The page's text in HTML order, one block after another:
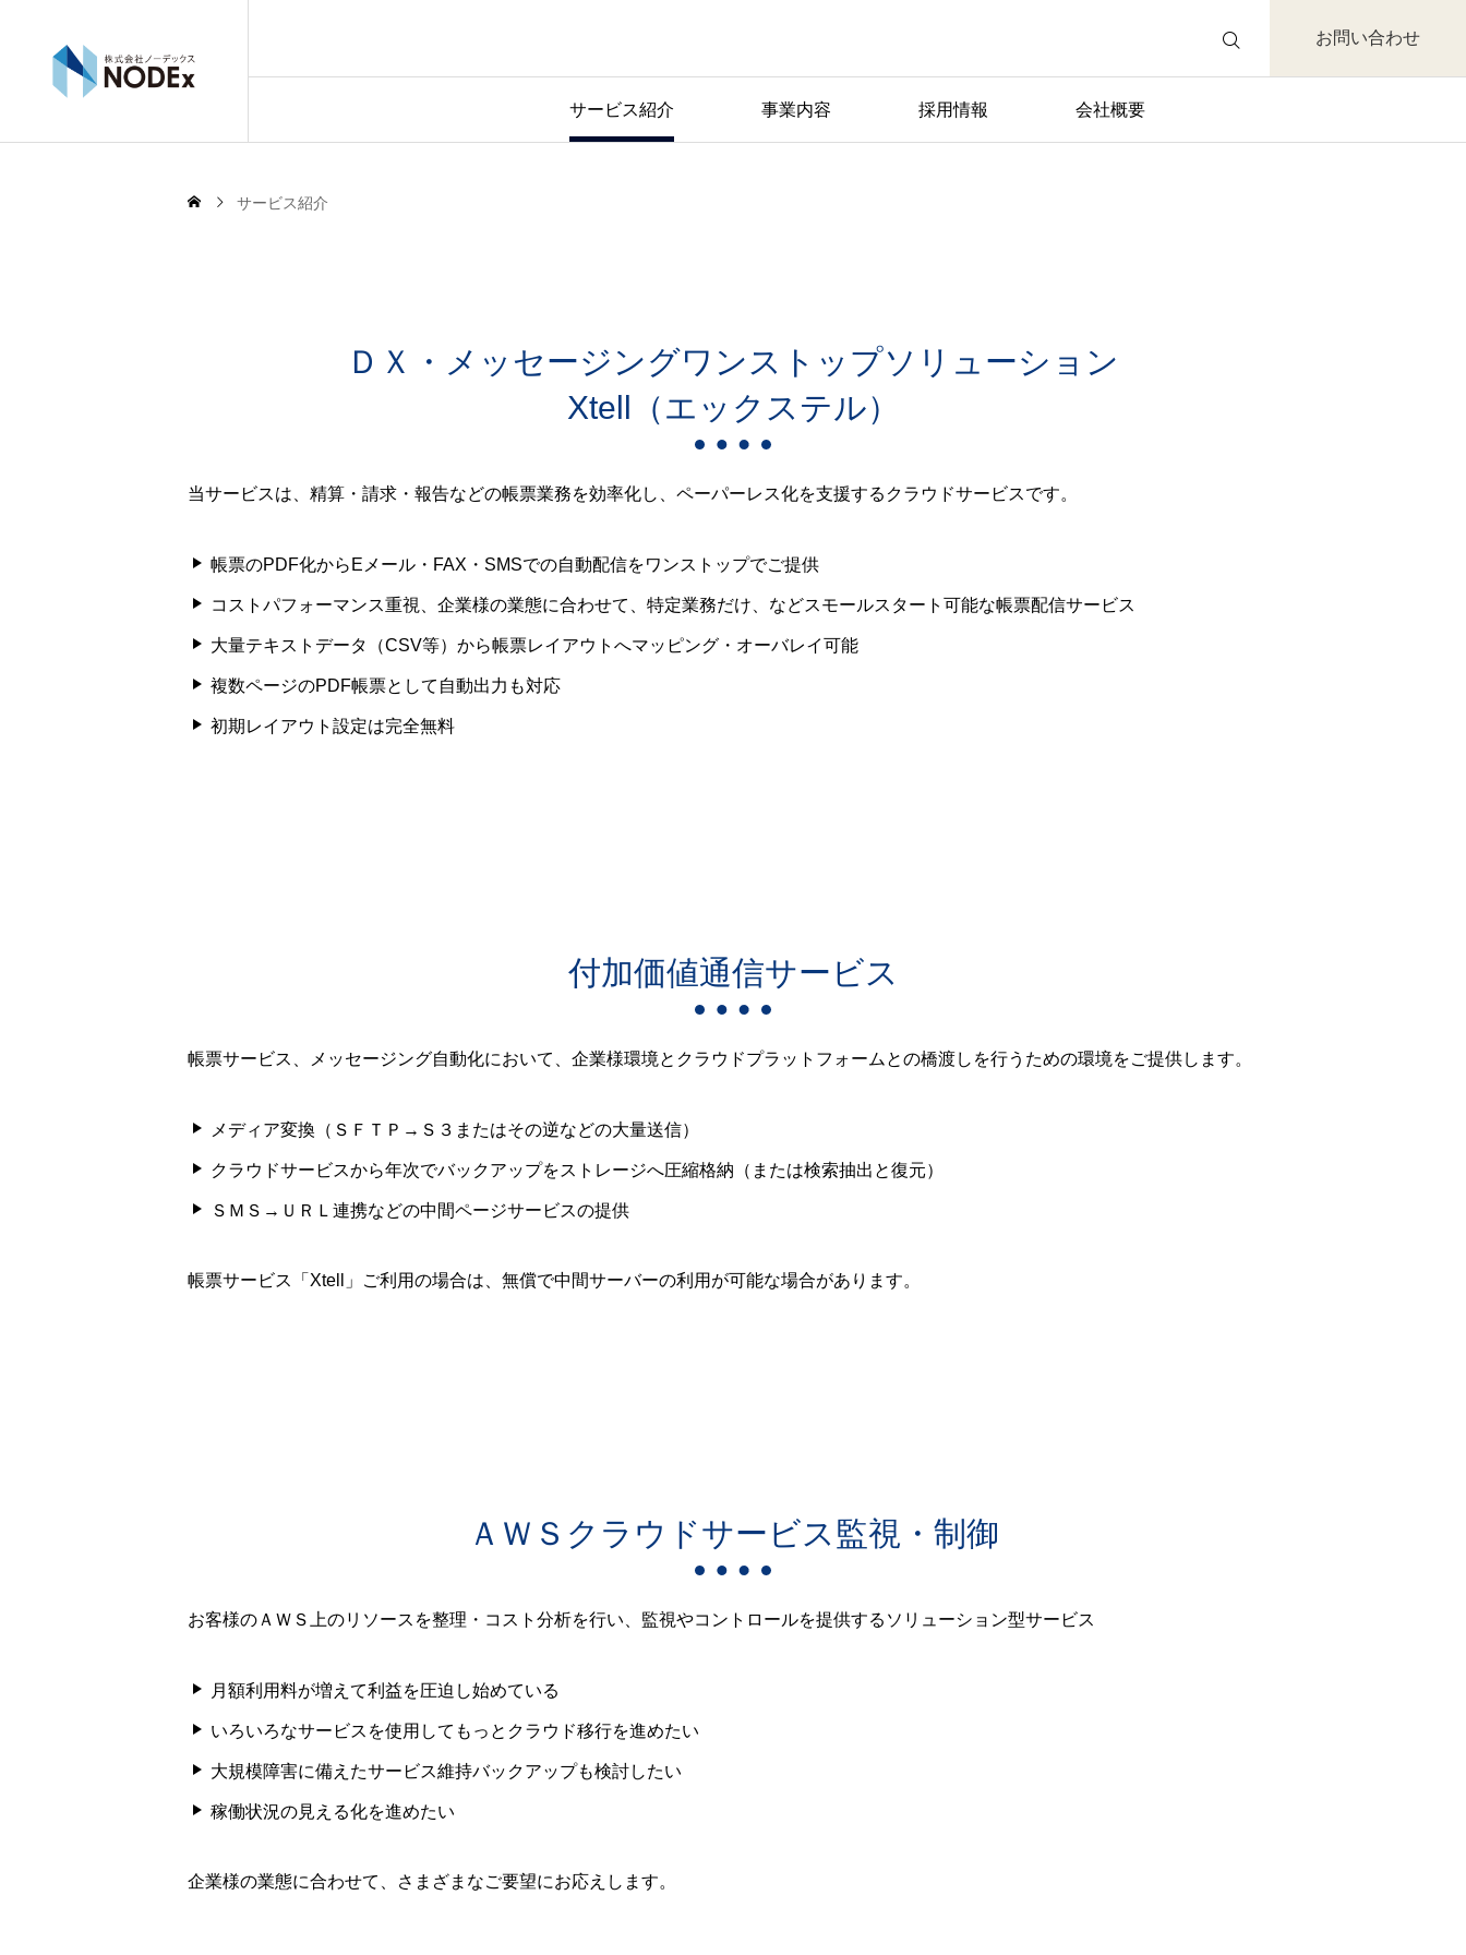
お問い合わせ
サービス紹介 事業内容 採用情報 会社概要
サービス紹介
サービス紹介
ＤＸ・メッセージングワンストップソリューション
Xtell（エックステル）
当サービスは、精算・請求・報告などの帳票業務を効率化し、ペーパーレス化を支援するクラウドサービスです。
帳票のPDF化からEメール・FAX・SMSでの自動配信をワンストップでご提供
コストパフォーマンス重視、企業様の業態に合わせて、特定業務だけ、などスモールスタート可能な帳票配信サービス
大量テキストデータ（CSV等）から帳票レイアウトへマッピング・オーバレイ可能
複数ページのPDF帳票として自動出力も対応
初期レイアウト設定は完全無料
付加価値通信サービス
帳票サービス、メッセージング自動化において、企業様環境とクラウドプラットフォームとの橋渡しを行うための環境をご提供します。
メディア変換（ＳＦＴＰ→Ｓ３またはその逆などの大量送信）
クラウドサービスから年次でバックアップをストレージへ圧縮格納（または検索抽出と復元）
ＳＭＳ→ＵＲＬ連携などの中間ページサービスの提供
帳票サービス「Xtell」ご利用の場合は、無償で中間サーバーの利用が可能な場合があります。
ＡＷＳクラウドサービス監視・制御
お客様のＡＷＳ上のリソースを整理・コスト分析を行い、監視やコントロールを提供するソリューション型サービス
月額利用料が増えて利益を圧迫し始めている
いろいろなサービスを使用してもっとクラウド移行を進めたい
大規模障害に備えたサービス維持バックアップも検討したい
稼働状況の見える化を進めたい
企業様の業態に合わせて、さまざまなご要望にお応えします。